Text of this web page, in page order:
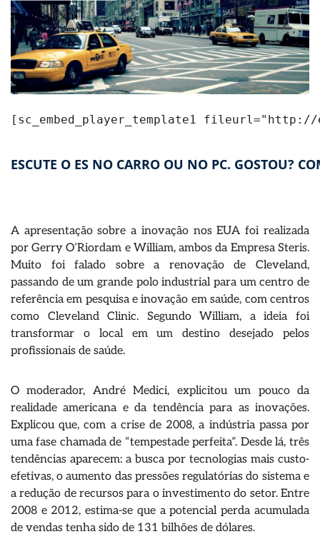
[sc_embed_player_template1 fileurl="http://
ESCUTE O ES NO CARRO OU NO PC. GOSTOU?
A apresentação sobre a inovação nos EUA foi realizada
por Gerry O’Riordam e William, ambos da Empresa Steris.
Muito foi falado sobre a renovação de Cleveland,
passando de um grande polo industrial para um centro de
referência em pesquisa e inovação em saúde, com centros
como Cleveland Clinic. Segundo William, a ideia foi
transformar o local em um destino desejado pelos
profissionais de saúde.
O moderador, André Medici, explicitou um pouco da
realidade americana e da tendência para as inovações.
Explicou que, com a crise de 2008, a indústria passa por
uma fase chamada de “tempestade perfeita”. Desde lá, três
tendências aparecem: a busca por tecnologias mais custo-
efetivas, o aumento das pressões regulatórias do sistema e
a redução de recursos para o investimento do setor. Entre
2008 e 2012, estima-se que a potencial perda acumulada
de vendas tenha sido de 131 bilhões de dólares.